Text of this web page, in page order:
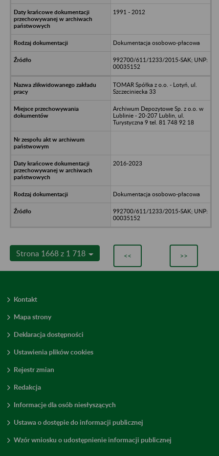
1991 - 2012
Dokumentacja osobowo-płacowa
992700/611/1233/2015-SAK; UNP:
00035152
TOMAR Spółka z o.o. - Lotyń, ul.
Szczeciniecka 33
Archiwum Depozytowe Sp. z o.o. w
Lublinie - 20-207 Lublin, ul.
Turystyczna 9 tel. 81 748 92 18
2016-2023
Dokumentacja osobowo-płacowa
992700/611/1233/2015-SAK; UNP:
00035152
Strona 1668 z 1 718 << >>
Kontakt
Mapa strony
Deklaracja dostępności
Ustawienia plików cookies
Rejestr zmian
Redakcja
Informacje dla osób niesłyszących
Ustawa o dostępie do informacji publicznej
Wzór wniosku o udostępnienie informacji publicznej